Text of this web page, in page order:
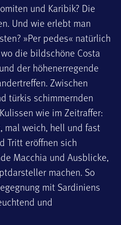
und Karibik? Die
Und wie erlebt man
»Per pedes« natürlich
die bildschöne Costa
der höhenerregende
Zwischen
türkis schimmernden
wie im Zeitraffer:
mal weich, hell und fast
Tritt eröffnen sich
Macchia und Ausblicke,
machen. So
mit Sardiniens
und